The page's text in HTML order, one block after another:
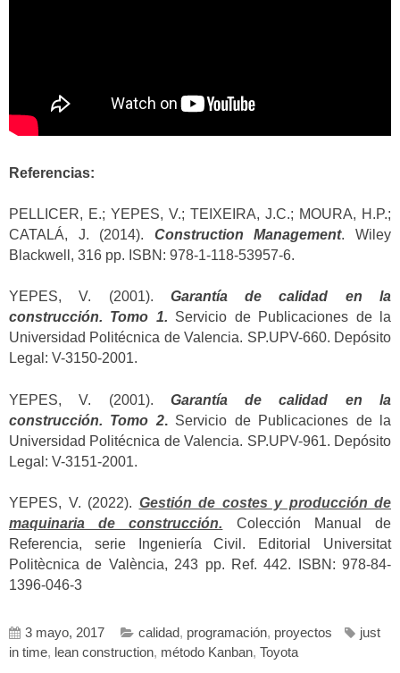
Referencias:
PELLICER, E.; YEPES, V.; TEIXEIRA, J.C.; MOURA, H.P.;
CATALÁ, J. (2014). Construction Management. Wiley
Blackwell, 316 pp. ISBN: 978-1-118-53957-6.
YEPES, V. (2001). Garantía de calidad en la
construcción. Tomo 1. Servicio de Publicaciones de la
Universidad Politécnica de Valencia. SP.UPV-660. Depósito
Legal: V-3150-2001.
YEPES, V. (2001). Garantía de calidad en la
construcción. Tomo 2. Servicio de Publicaciones de la
Universidad Politécnica de Valencia. SP.UPV-961. Depósito
Legal: V-3151-2001.
YEPES, V. (2022). Gestión de costes y producción de
maquinaria de construcción. Colección Manual de
Referencia, serie Ingeniería Civil. Editorial Universitat
Politècnica de València, 243 pp. Ref. 442. ISBN: 978-84-
1396-046-3
3 mayo, 2017 calidad, programación, proyectos
just
in time, lean construction, método Kanban, Toyota